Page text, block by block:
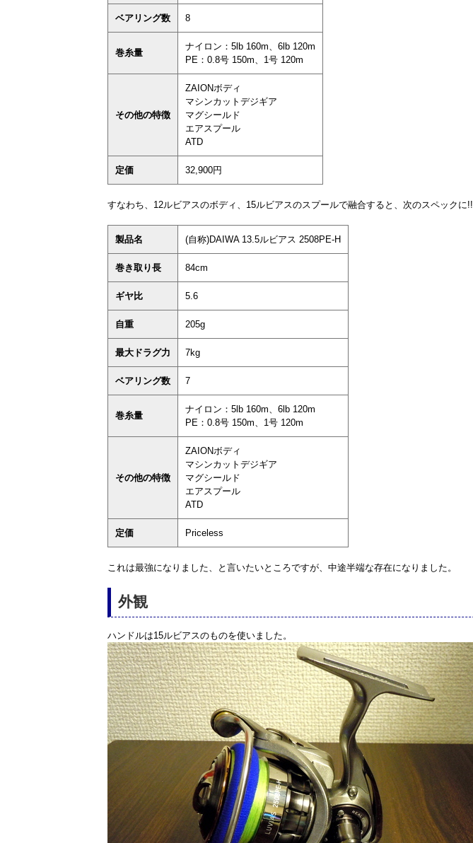
ベアリング数 8
巻糸量
ナイロン：5lb 160m、6lb 120m
PE：0.8号 150m、1号 120m
その他の特徴
ZAIONボディ
マシンカットデジギア
マグシールド
エアスプール
ATD
定価 32,900円
すなわち、12ルビアスのボディ、15ルビアスのスプールで融合すると、次のスペックに!!
製品名 (自称)DAIWA 13.5ルビアス 2508PE-H
巻き取り長 84cm
ギヤ比 5.6
自重 205g
最大ドラグ力 7kg
ベアリング数 7
巻糸量
ナイロン：5lb 160m、6lb 120m
PE：0.8号 150m、1号 120m
その他の特徴
ZAIONボディ
マシンカットデジギア
マグシールド
エアスプール
ATD
定価 Priceless
これは最強になりました、と言いたいところですが、中途半端な存在になりました。
外観
ハンドルは15ルビアスのものを使いました。